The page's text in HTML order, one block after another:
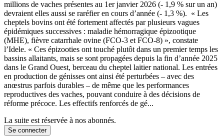
millions de vaches présentes au 1er janvier 2026 (- 1,9 % sur un an)
devraient elles aussi se raréfier en cours d’année (- 1,3 %). « Les
cheptels bovins ont été fortement affectés par plusieurs vagues
épidémiques successives : maladie hémorragique épizootique
(MHE), fièvre catarrhale ovine (FCO-3 et FCO-8) », constate
l’Idele. « Ces épizooties ont touché plutôt dans un premier temps les
bassins allaitants, mais se sont propagées depuis la fin d’année 2025
dans le Grand Ouest, berceau du cheptel laitier national. Les entrées
en production de génisses ont ainsi été perturbées – avec des
anœstrus parfois durables – de même que les performances
reproductives des vaches, pouvant conduire à des décisions de
réforme précoce. Les effectifs renforcés de gé...
La suite est réservée à nos abonnés.
Se connecter